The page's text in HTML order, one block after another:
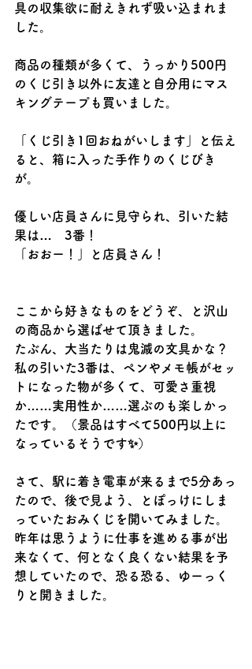
具の収集欲に耐えきれず吸い込まれま
した。
商品の種類が多くて、うっかり500円
のくじ引き以外に友達と自分用にマス
キングテープも買いました。
「くじ引き1回おねがいします」と伝え
ると、箱に入った手作りのくじびき
が。
優しい店員さんに見守られ、引いた結
果は…　3番！
「おおー！」と店員さん！
ここから好きなものをどうぞ、と沢山
の商品から選ばせて頂きました。
たぶん、大当たりは鬼滅の文具かな？
私の引いた3番は、ペンやメモ帳がセッ
トになった物が多くて、可愛さ重視
か……実用性か……選ぶのも楽しかっ
たです。（景品はすべて500円以上に
なっているそうです✨）
さて、駅に着き電車が来るまで5分あっ
たので、後で見よう、とぽっけにしま
っていたおみくじを開いてみました。
昨年は思うように仕事を進める事が出
来なくて、何となく良くない結果を予
想していたので、恐る恐る、ゆーっく
りと開きました。